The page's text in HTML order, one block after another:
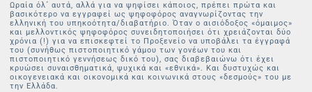
Ωραία όλ´ αυτά, αλλά για να ψηφίσει κάποιος, πρέπει πρώτα και
βασικότερο να εγγραφεί ως ψηφοφόρος αναγνωρίζοντας την
ελληνική του υπηκοότητα/διαβατήριο. Όταν ο αισιόδοξος «όμαιμος»
και μελλοντικός ψηφοφόρος συνειδητοποιήσει ότι χρειάζονται δύο
χρόνια (!) για να επισκεφτεί το Προξενείο να υποβάλει τα έγγραφά
του (συνήθως πιστοποιητικό γάμου των γονέων του και
πιστοποιητικό γεννήσεως δικό του), σας διαβεβαιώνω ότι έχει
κρυώσει συναισθηματικά, ψυχικά και «εθνικά». Και δυστυχώς και
οικογενειακά και οικονομικά και κοινωνικά στους «δεσμούς» του με
την Ελλάδα.